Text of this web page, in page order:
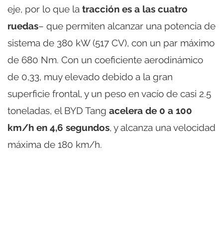
eje, por lo que la tracción es a las cuatro
ruedas– que permiten alcanzar una potencia de
sistema de 380 kW (517 CV), con un par máximo
de 680 Nm. Con un coeficiente aerodinámico
de 0,33, muy elevado debido a la gran
superficie frontal, y un peso en vacío de casi 2.5
toneladas, el BYD Tang acelera de 0 a 100
km/h en 4,6 segundos, y alcanza una velocidad
máxima de 180 km/h.